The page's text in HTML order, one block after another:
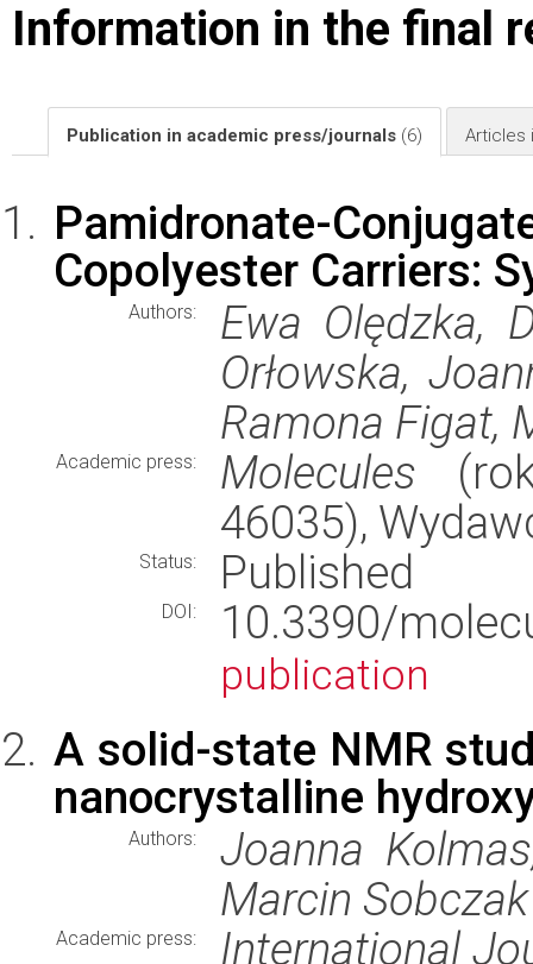
Information in the final
Publication in academic press/journals (6) Articles
Pamidronate-
Copolyester Carriers:
Authors:
Ewa Olędzka,
Orłowska,
Ramona Figat,
Academic press: Molecules
46035),
Status: Published
DOI: 10.3390/
publication
A solid-state NMR
nanocrystalline
Authors:
Joanna
Marcin Sobczak
Academic press:
International